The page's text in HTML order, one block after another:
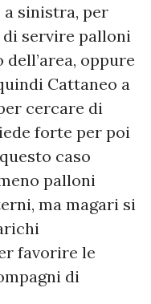
a sinistra, per
servire palloni
oppure
Cattaneo a
cercare di
forte per poi
caso
palloni
ma magari si
favorire le
di